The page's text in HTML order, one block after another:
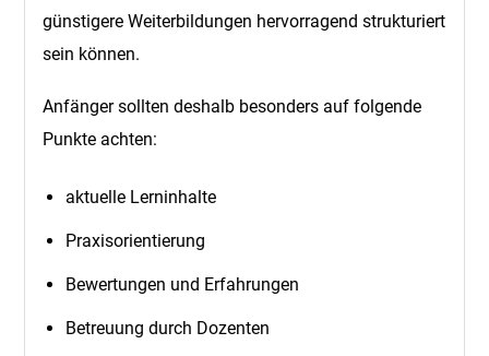
günstigere Weiterbildungen hervorragend strukturiert
sein können.
Anfänger sollten deshalb besonders auf folgende
Punkte achten:
aktuelle Lerninhalte
Praxisorientierung
Bewertungen und Erfahrungen
Betreuung durch Dozenten